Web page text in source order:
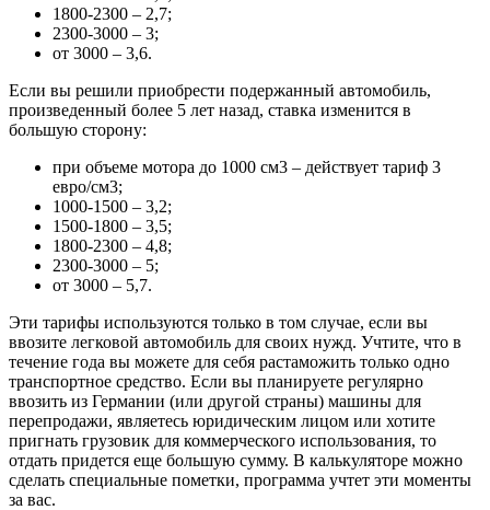
1800-2300 – 2,7;
2300-3000 – 3;
от 3000 – 3,6.
Если вы решили приобрести подержанный автомобиль,
произведенный более 5 лет назад, ставка изменится в
большую сторону:
при объеме мотора до 1000 см3 – действует тариф 3
евро/см3;
1000-1500 – 3,2;
1500-1800 – 3,5;
1800-2300 – 4,8;
2300-3000 – 5;
от 3000 – 5,7.
Эти тарифы используются только в том случае, если вы
ввозите легковой автомобиль для своих нужд. Учтите, что в
течение года вы можете для себя растаможить только одно
транспортное средство. Если вы планируете регулярно
ввозить из Германии (или другой страны) машины для
перепродажи, являетесь юридическим лицом или хотите
пригнать грузовик для коммерческого использования, то
отдать придется еще большую сумму. В калькуляторе можно
сделать специальные пометки, программа учтет эти моменты
за вас.